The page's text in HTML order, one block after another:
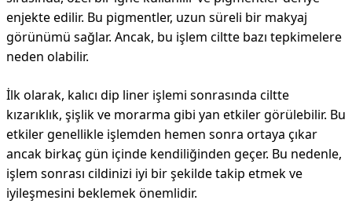
enjekte edilir. Bu pigmentler, uzun süreli bir makyaj
görünümü sağlar. Ancak, bu işlem ciltte bazı tepkimelere
neden olabilir.
İlk olarak, kalıcı dip liner işlemi sonrasında ciltte
kızarıklık, şişlik ve morarma gibi yan etkiler görülebilir. Bu
etkiler genellikle işlemden hemen sonra ortaya çıkar
ancak birkaç gün içinde kendiliğinden geçer. Bu nedenle,
işlem sonrası cildinizi iyi bir şekilde takip etmek ve
iyileşmesini beklemek önemlidir.